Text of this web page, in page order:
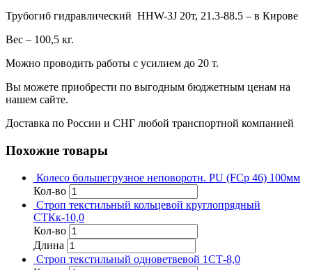
Трубогиб гидравлический HHW-3J 20т, 21.3-88.5 – в Кирове
Вес – 100,5 кг.
Можно проводить работы с усилием до 20 т.
Вы можете приобрести по выгодным бюджетным ценам на
нашем сайте.
Доставка по России и СНГ любой транспортной компанией
Похожие товары
Колесо большегрузное неповоротн. PU (FCp 46) 100мм
Кол-во
Строп текстильный кольцевой круглопрядный
СТКк-10,0
Кол-во
Длина
Строп текстильный одноветвевой 1СТ-8,0